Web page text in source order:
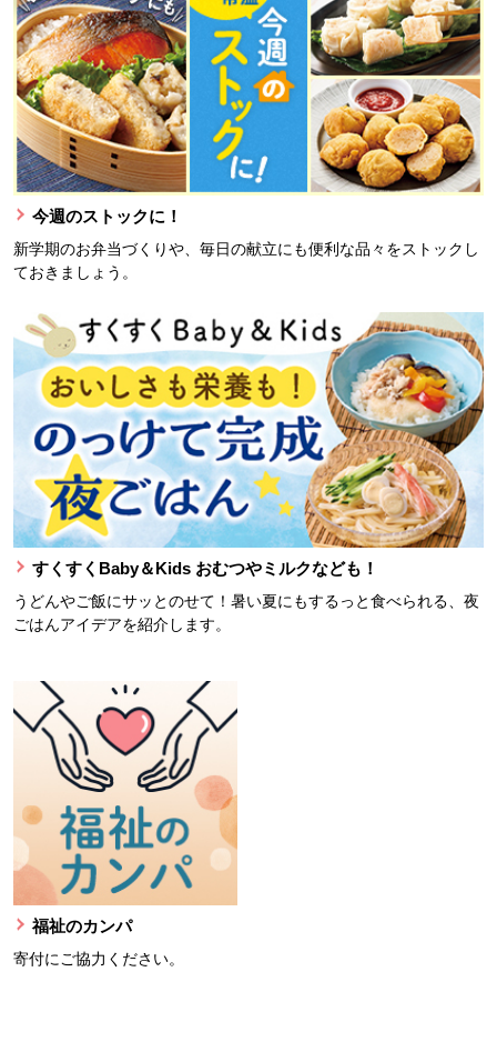
今週のストックに！
新学期のお弁当づくりや、毎日の献立にも便利な品々をストックし
ておきましょう。
すくすくBaby＆Kids おむつやミルクなども！
うどんやご飯にサッとのせて！暑い夏にもするっと食べられる、夜
ごはんアイデアを紹介します。
福祉のカンパ
寄付にご協力ください。